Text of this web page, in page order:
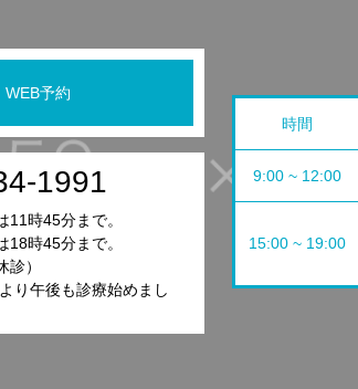
WEB予約
1991
11時45分まで。
18時45分まで。
診）
り午後も診療始めまし
時間
9:00 ~ 12:00
15:00 ~ 19:00